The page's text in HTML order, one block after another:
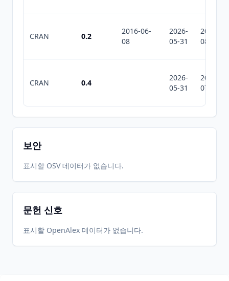
CRAN 0.2
2016-06-
08
2026-
05-31
2026-
08-02
CRAN 0.4
2026-
05-31
2026-
07-10
보안
표시할 OSV 데이터가 없습니다.
문헌 신호
표시할 OpenAlex 데이터가 없습니다.